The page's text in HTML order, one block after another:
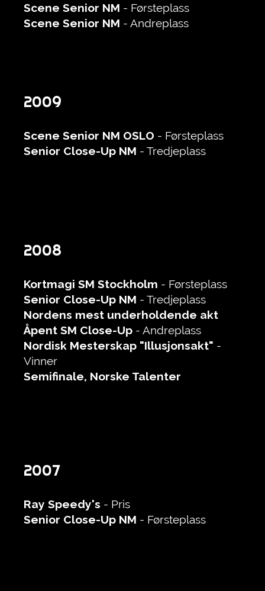
Scene Senior NM - Førsteplass
Scene Senior NM - Andreplass
2009
Scene Senior NM OSLO - Førsteplass
Senior Close-Up NM - Tredjeplass
2008
Kortmagi SM Stockholm - Førsteplass
Senior Close-Up NM - Tredjeplass
Nordens mest underholdende akt
Åpent SM Close-Up - Andreplass
Nordisk Mesterskap "Illusjonsakt" -
Vinner
Semifinale, Norske Talenter
2007
Ray Speedy's - Pris
Senior Close-Up NM - Førsteplass